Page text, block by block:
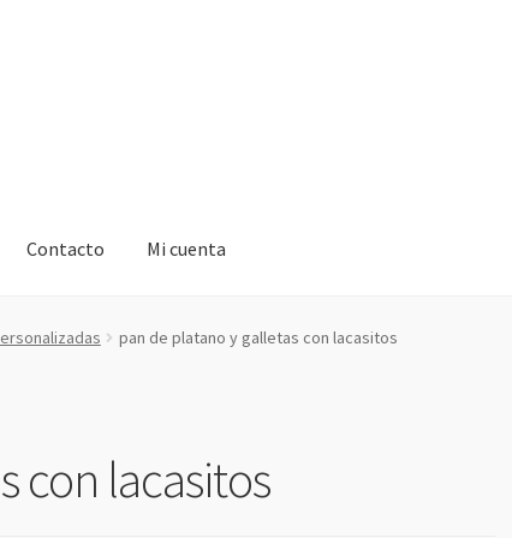
Contacto Mi cuenta
pan de platano y galletas con lacasitos
con lacasitos